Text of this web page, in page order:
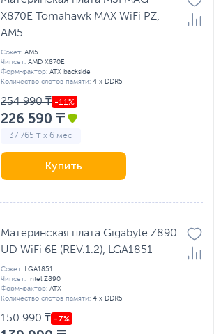
X870E Tomahawk MAX WiFi PZ,
AM5
Сокет: AM5
Чипсет: AMD X870E
Форм-фактор: ATX backside
Количество слотов памяти: 4 x DDR5
254 990 ₸
226 590 ₸
37 765 ₸ x 6 мес
Купить
Материнская плата Gigabyte Z890
UD WiFi 6E (REV.1.2), LGA1851
Сокет:
LGA1851
Чипсет: Intel Z890
Форм-фактор: ATX
Количество слотов памяти: 4 x DDR5
150 990 ₸